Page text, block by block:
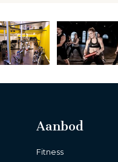
Aanbod
Fitness